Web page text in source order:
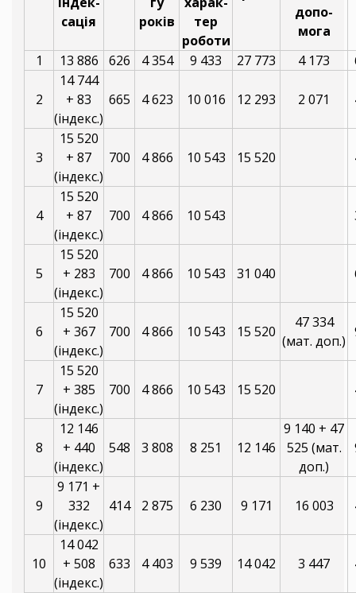
сація
років
тер
роботи
допо-
мога
1 13 886 626 4 354 9 433 27 773 4 173
2
14 744
+ 83
(індекс.)
665 4 623 10 016 12 293 2 071
3
15 520
+ 87
(індекс.)
700 4 866 10 543 15 520
4
15 520
+ 87
(індекс.)
700 4 866 10 543
5
15 520
+ 283
(індекс.)
700 4 866 10 543 31 040
6
15 520
+ 367
(індекс.)
700 4 866 10 543 15 520
47 334
(мат. доп.)
7
15 520
+ 385
(індекс.)
700 4 866 10 543 15 520
8
12 146
+ 440
(індекс.)
548 3 808 8 251 12 146
9 140 + 47
525 (мат.
доп.)
9
9 171 +
332
(індекс.)
414 2 875 6 230 9 171 16 003
10
14 042
+ 508
(індекс.)
633 4 403 9 539 14 042 3 447